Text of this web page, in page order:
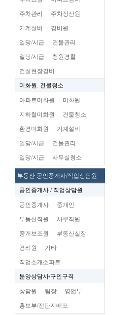
주차관리 주차정산원
기계설비 경비원
일당/시급 건물관리
일당/시급 청원경찰
건설현장경비
미화원. 건물청소
아파트미화원 미화원
지하철미화원 건물청소
환경미화원 기계설비
일당/시급 건물관리
일당/시급 사무실청소
부동산 공인중개사/직업상담원
공인중개사 / 직업상담원
공인중개사 중개인
부동산직원 사무직원
중개보조원 부동산실장
경리원 기타
직업소개소파트
분양상담사/구인구직
상담원 팀장 영업부
홍보부/전단지배포